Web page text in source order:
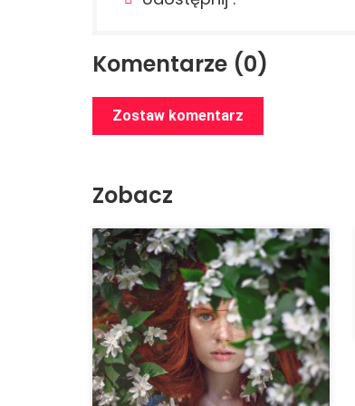
Komentarze (0)
Zostaw komentarz
Zobacz